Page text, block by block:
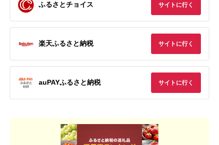
ふるさとチョイス サイトに行く
楽天ふるさと納税 サイトに行く
auPAYふるさと納税 サイトに行く